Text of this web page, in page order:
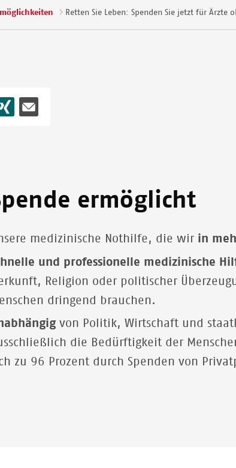
Retten Sie Leben: Spenden Sie jetzt für Ärzte
ermöglicht
medizinische Nothilfe, die wir in
und professionelle medizinische
Religion oder politischer
dringend brauchen.
von Politik, Wirtschaft und
die Bedürftigkeit der
zu 96 Prozent durch Spenden von